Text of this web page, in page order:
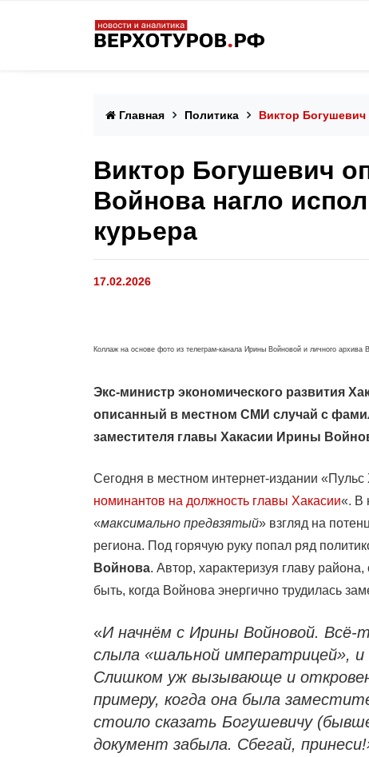
Главная Политика Виктор Богушевич
Виктор Богушевич
Войнова нагло
курьера
17.02.2026
Коллаж на основе фото из телеграм-канала Ирины Войновой и личного архива
Экс-министр экономического развития
описанный в местном СМИ случай с
заместителя главы Хакасии Ирины
Сегодня в местном интернет-издании «Пульс
номинантов на должность главы Хакасии«. В
«максимально предвзятый» взгляд на
региона. Под горячую руку попал ряд
Войнова. Автор, характеризуя главу
быть, когда Войнова энергично трудилась
«И начнём с Ирины Войновой. Всё-
слыла «шальной императрицей», и
Слишком уж вызывающе и
примеру, когда она была
стоило сказать Богушевичу
документ забыла. Сбегай,